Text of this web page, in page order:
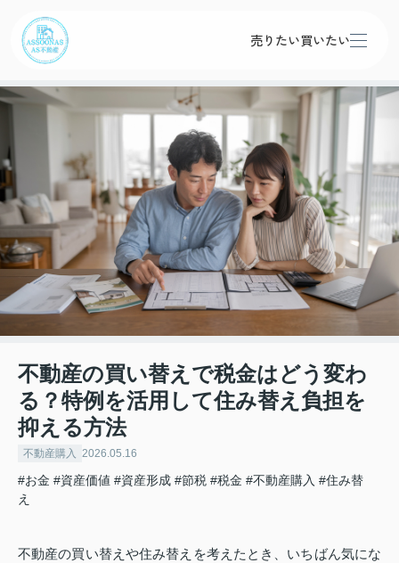
売りたい買いたい
不動産の買い替えで税金はどう変わ
る？特例を活用して住み替え負担を
抑える方法
不動産購入 2026.05.16
#お金 #資産価値 #資産形成 #節税 #税金 #不動産購入 #住み替
え
不動産の買い替えや住み替えを考えたとき、いちばん気にな